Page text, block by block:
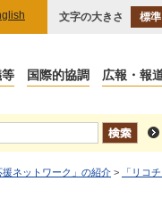
文字の大きさ 標準
援ネットワーク」の紹介 >
「リコ